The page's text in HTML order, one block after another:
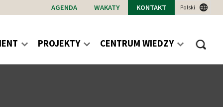
AGENDA WAKATY KONTAKT Polski
PROJEKTY CENTRUM WIEDZY